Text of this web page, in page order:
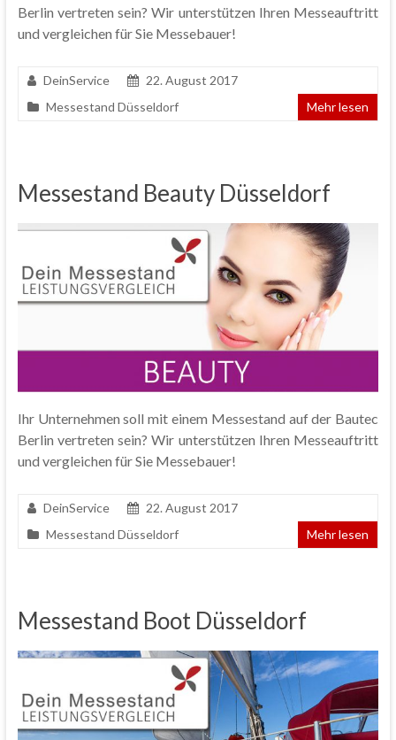
Berlin vertreten sein? Wir unterstützen Ihren Messeauftritt
und vergleichen für Sie Messebauer!
DeinService
22. August 2017
Messestand Düsseldorf
Mehr lesen
Messestand Beauty Düsseldorf
Ihr Unternehmen soll mit einem Messestand auf der Bautec
Berlin vertreten sein? Wir unterstützen Ihren Messeauftritt
und vergleichen für Sie Messebauer!
DeinService
22. August 2017
Messestand Düsseldorf
Mehr lesen
Messestand Boot Düsseldorf